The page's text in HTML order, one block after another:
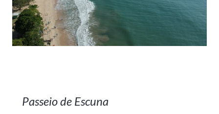
Passeio de Escuna